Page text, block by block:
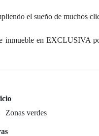
el sueño de muchos
inmueble en EXCLUSIVA
Zonas verdes